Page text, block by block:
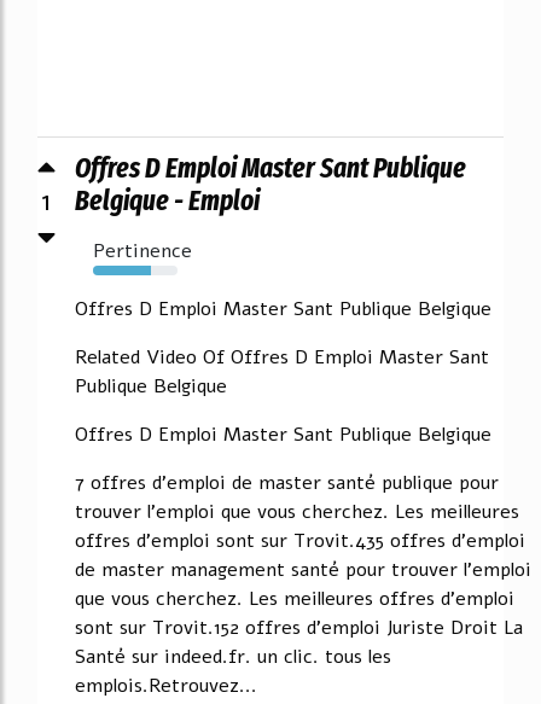
1
Offres D Emploi Master Sant Publique
Belgique - Emploi
Pertinence
69%
Offres D Emploi Master Sant Publique Belgique
Related Video Of Offres D Emploi Master Sant
Publique Belgique
Offres D Emploi Master Sant Publique Belgique
7 offres d'emploi de master santé publique pour
trouver l'emploi que vous cherchez. Les meilleures
offres d'emploi sont sur Trovit.435 offres d'emploi
de master management santé pour trouver l'emploi
que vous cherchez. Les meilleures offres d'emploi
sont sur Trovit.152 offres d'emploi Juriste Droit La
Santé sur indeed.fr. un clic. tous les
emplois.Retrouvez...